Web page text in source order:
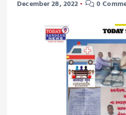
December 28, 2022
0